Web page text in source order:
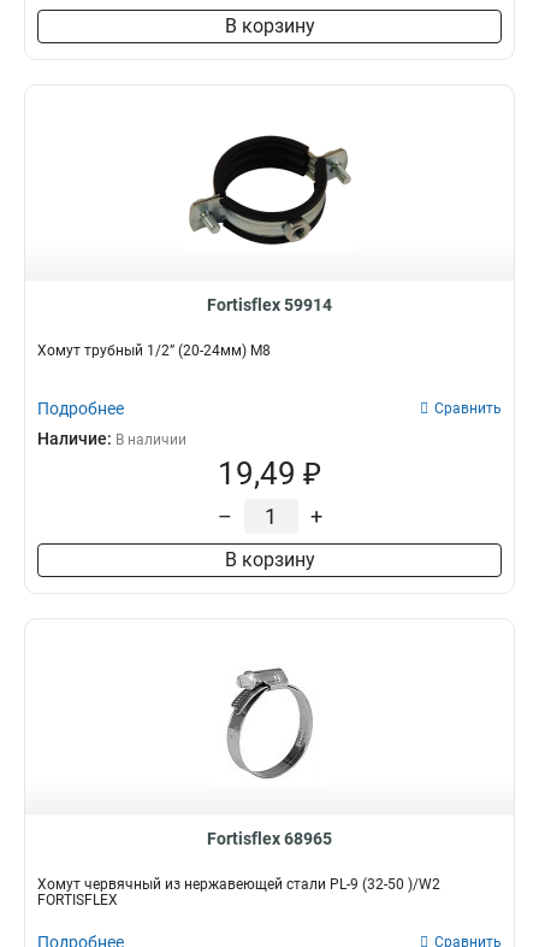
В корзину
Fortisflex 59914
Хомут трубный 1/2” (20-24мм) М8
Подробнее Сравнить
Наличие: В наличии
19,49 ₽
– +
В корзину
Fortisflex 68965
Хомут червячный из нержавеющей стали PL-9 (32-50 )/W2
FORTISFLEX
Подробнее Сравнить